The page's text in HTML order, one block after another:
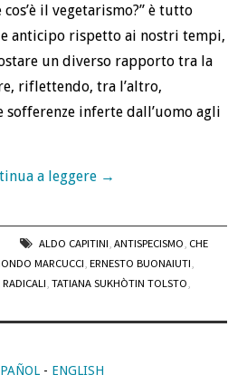
il vegetarismo?” è tutto
anticipo rispetto ai nostri tempi,
un diverso rapporto tra la
riflettendo, tra l’altro,
inferte dall’uomo agli
a leggere →
ALDO CAPITINI, ANTISPECISMO, CHE
MARCUCCI,ERNESTO BUONAIUTI,
RADICALI,TATIANA SUKHÒTIN TOLSTO,
- ENGLISH